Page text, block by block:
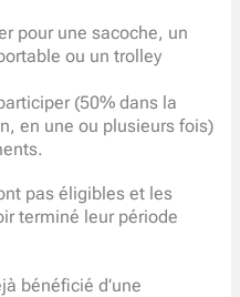
pour une sacoche, un
ou un trolley
(50% dans la
en une ou plusieurs fois)
pas éligibles et les
terminé leur période
bénéficié d’une